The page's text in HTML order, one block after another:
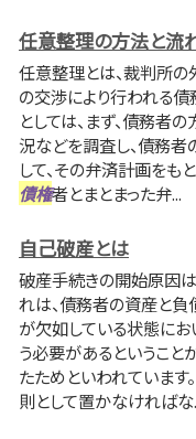
任意整理の方法と流
任意整理とは、裁判所の
の交渉により行われる
としては、まず、債務者
況などを調査し、債務者
して、その弁済計画をも
債権者とまとまった弁...
自己破産とは
破産手続きの開始原因は
れは、債務者の資産と
が欠如している状態にお
う必要があるということ
たためといわれています
則として置かなければな